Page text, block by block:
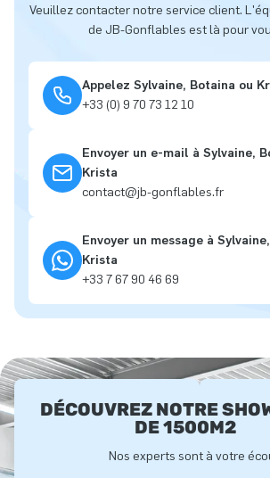
Veuillez contacter notre service client.
de JB-Gonflables est là pour
Appelez Sylvaine, Botaina ou
+33 (0) 9 70 73 12 10
Envoyer un e-mail à Sylvaine,
Krista
contact@jb-gonflables.fr
Envoyer un message à
Krista
+33 7 67 90 46 69
DÉCOUVREZ NOTRE
DE 1500M2
Nos experts sont à votre